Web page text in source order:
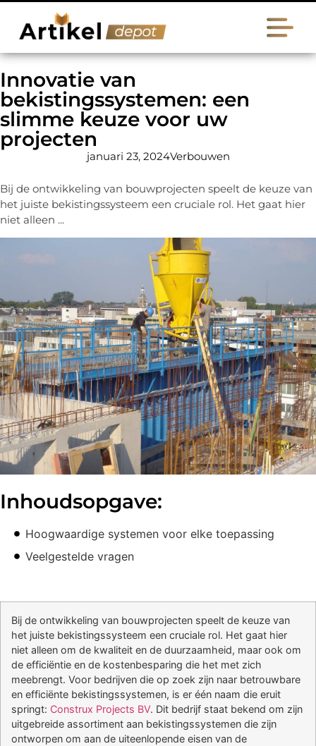
Innovatie van
bekistingssystemen: een
slimme keuze voor uw
projecten
januari 23, 2024Verbouwen
Bij de ontwikkeling van bouwprojecten speelt de keuze van
het juiste bekistingssysteem een cruciale rol. Het gaat hier
niet alleen ...
Inhoudsopgave:
Hoogwaardige systemen voor elke toepassing
Veelgestelde vragen
Bij de ontwikkeling van bouwprojecten speelt de keuze van
het juiste bekistingssysteem een cruciale rol. Het gaat hier
niet alleen om de kwaliteit en de duurzaamheid, maar ook om
de efficiëntie en de kostenbesparing die het met zich
meebrengt. Voor bedrijven die op zoek zijn naar betrouwbare
en efficiënte bekistingssystemen, is er één naam die eruit
springt: Construx Projects BV. Dit bedrijf staat bekend om zijn
uitgebreide assortiment aan bekistingssystemen die zijn
ontworpen om aan de uiteenlopende eisen van de